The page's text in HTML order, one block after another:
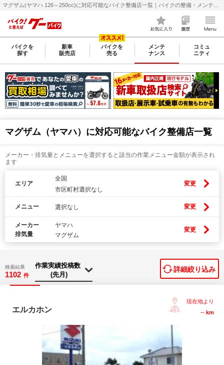
バイクを
探す
新車
販売店
バイクを
売る
メンテ
ナンス
コミュ
ニティ
マグザム（ヤマハ）に対応可能なバイク整備店一覧
メーカー・排気量とメニューを選択すると該当の作業メニュー金額が表示され
ます
エリア
全国
市区町村選択なし
変更
メニュー 選択なし 変更
メーカー
排気量
ヤマハ
マグザム
変更
検索結果
1102 件
詳細絞り込み
エルカホン
現在地より
-- km